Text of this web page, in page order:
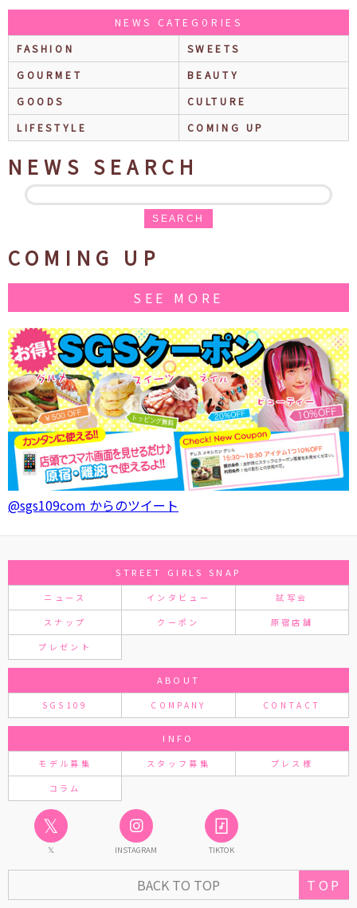
NEWS CATEGORIES
FASHION
SWEETS
GOURMET
BEAUTY
GOODS
CULTURE
LIFESTYLE
COMING UP
NEWS SEARCH
SEARCH
COMING UP
SEE MORE
@sgs109com からのツイート
STREET GIRLS SNAP
ニュース インタビュー 試写会
スナップ クーポン 原宿店舗
プレゼント
ABOUT
SGS109 COMPANY CONTACT
INFO
モデル募集 スタッフ募集 プレス様
コラム
𝕏
𝕏 INSTAGRAM TIKTOK
BACK TO TOP TOP